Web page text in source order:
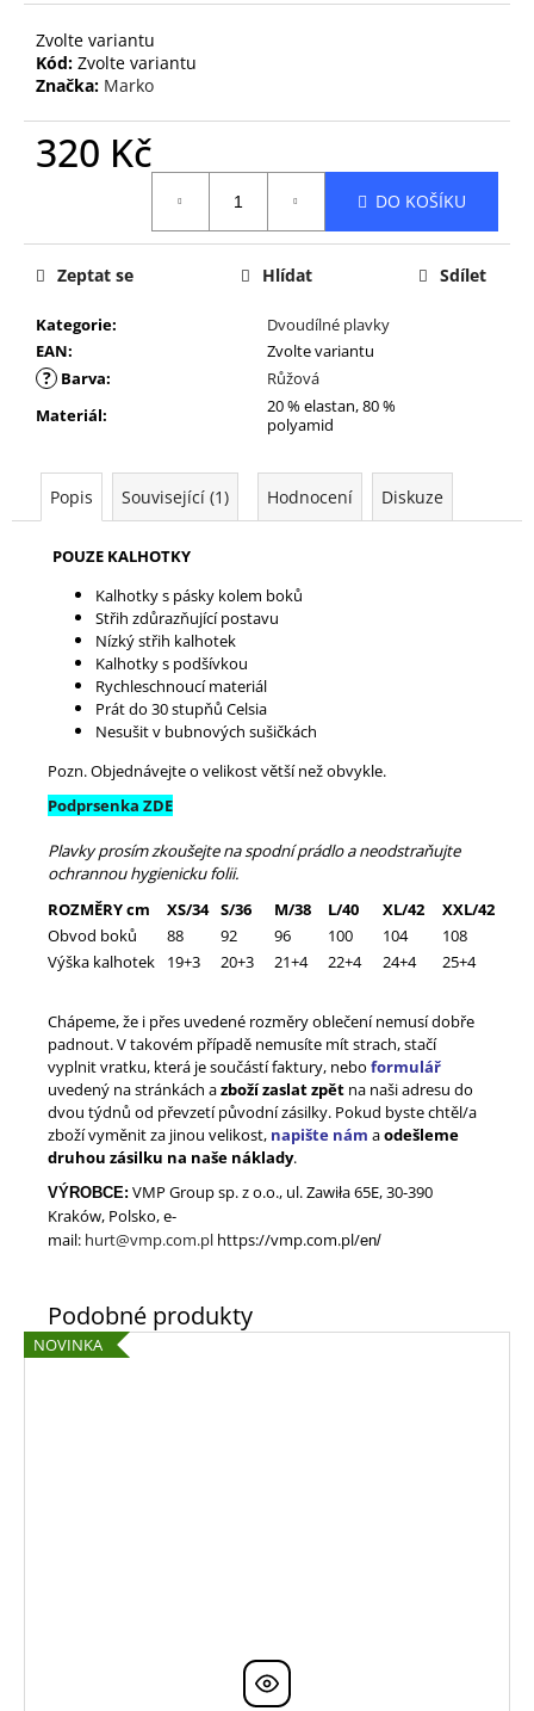
Zvolte variantu
Kód: Zvolte variantu
Značka: Marko
320 Kč
DO KOŠÍKU
Kategorie:
Dvoudílné plavky
EAN: Zvolte variantu
? Barva:
Růžová
Materiál:
20 % elastan, 80 %
polyamid
Zeptat se Hlídat Sdílet
Popis Související (1) Hodnocení Diskuze
POUZE KALHOTKY
Kalhotky s pásky kolem boků
Střih zdůrazňující postavu
Nízký střih kalhotek
Kalhotky s podšívkou
Rychleschnoucí materiál
Prát do 30 stupňů Celsia
Nesušit v bubnových sušičkách
Pozn. Objednávejte o velikost větší než obvykle.
Podprsenka ZDE
Plavky prosím zkoušejte na spodní prádlo a neodstraňujte
ochrannou hygienicku folii.
ROZMĚRY cm
XS/34 S/36 M/38 L/40 XL/42
XXL/42
Obvod boků
88 92 96 100 104
108
Výška kalhotek
19+3 20+3 21+4 22+4 24+4 25+4
Chápeme, že i přes uvedené rozměry oblečení nemusí dobře
padnout. V takovém případě nemusíte mít strach, stačí
vyplnit vratku, která je součástí faktury, nebo formulář
uvedený na stránkách azboží zaslat zpět na naši adresu do
dvou týdnů od převzetí původní zásilky. Pokud byste chtěl/a
zboží vyměnit za jinou velikost, napište nám aodešleme
druhou zásilku na naše náklady.
VÝROBCE: VMP Group sp. z o.o., ul. Zawiła 65E, 30-390
Kraków, Polsko, e-
mail: hurt@vmp.com.pl https://vmp.com.pl/en/
NOVINKA